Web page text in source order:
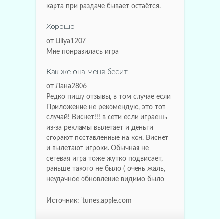
карта при раздаче бывает остаётся.
Хорошо
от Liliya1207
Мне понравилась игра
Как же она меня бесит
от Лана2806
Редко пишу отзывы, в том случае если
Приложение не рекомендую, это тот
случай! Виснет!!! в сети если играешь
из-за рекламы вылетает и деньги
сгорают поставленные на кон. Виснет
и вылетают игроки. Обычная не
сетевая игра тоже жутко подвисает,
раньше такого не было ( очень жаль,
неудачное обновление видимо было
Источник: itunes.apple.com